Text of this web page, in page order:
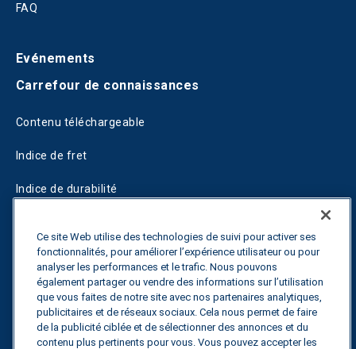
FAQ
Evénements
Carrefour de connaissances
Contenu téléchargeable
Indice de fret
Indice de durabilité
Guides
Fuel Savings Calculator
Calculateur d'optimisation des transports
Ce site Web utilise des technologies de suivi pour activer ses
fonctionnalités, pour améliorer l’expérience utilisateur ou pour
analyser les performances et le trafic. Nous pouvons
également partager ou vendre des informations sur l’utilisation
que vous faites de notre site avec nos partenaires analytiques,
publicitaires et de réseaux sociaux. Cela nous permet de faire
de la publicité ciblée et de sélectionner des annonces et du
contenu plus pertinents pour vous. Vous pouvez accepter les